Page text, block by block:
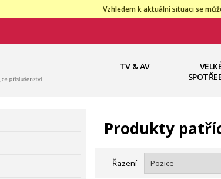
Vzhledem k aktuální situaci se
TV & AV
Produkty
Řazení